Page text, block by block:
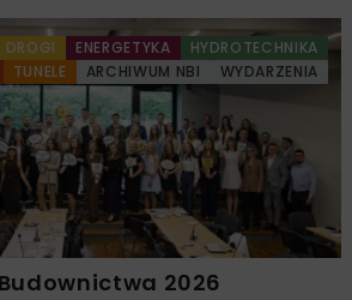
DROGI ENERGETYKA
HYDROTECHNIKA
TUNELE ARCHIWUM NBI WYDARZENIA
2026